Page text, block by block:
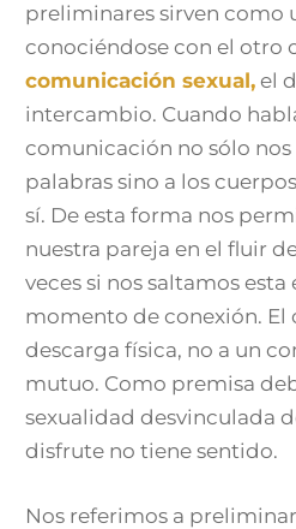
preliminares sirven como
conociéndose con el otro
comunicación sexual, el
intercambio. Cuando
comunicación no sólo nos
palabras sino a los
sí. De esta forma nos
nuestra pareja en el fluir
veces si nos saltamos esta
momento de conexión. El
descarga física, no a un
mutuo. Como premisa
sexualidad desvinculada
disfrute no tiene sentido.
Nos referimos a